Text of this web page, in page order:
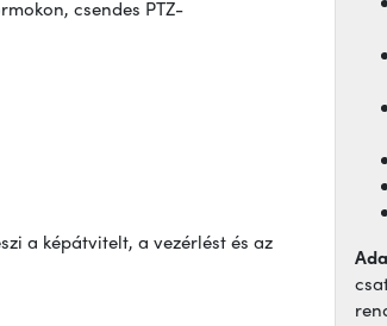
csendes PTZ-
a képátvitelt, a vezérlést és az